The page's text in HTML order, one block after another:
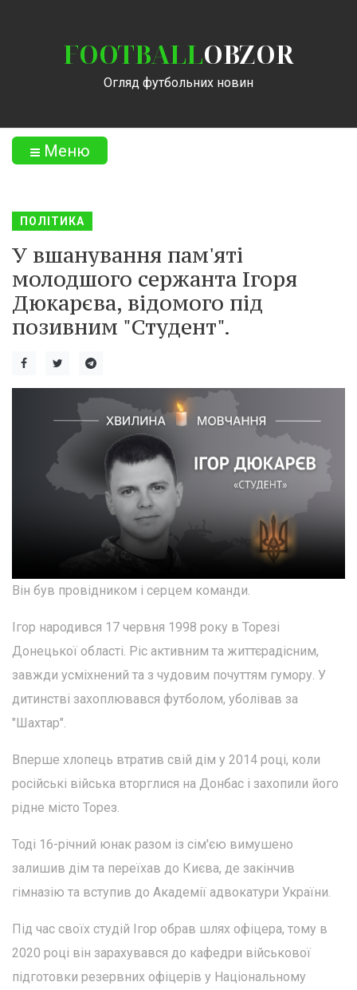
FOOTBALLOBZOR
Огляд футбольних новин
Меню
ПОЛІТИКА
У вшанування пам'яті
молодшого сержанта Ігоря
Дюкарєва, відомого під
позивним "Студент".
Він був провідником і серцем команди.
Ігор народився 17 червня 1998 року в Торезі
Донецької області. Ріс активним та життєрадісним,
завжди усміхнений та з чудовим почуттям гумору. У
дитинстві захоплювався футболом, уболівав за
"Шахтар".
Вперше хлопець втратив свій дім у 2014 році, коли
російські війська вторглися на Донбас і захопили його
рідне місто Торез.
Тоді 16-річний юнак разом із сім'єю вимушено
залишив дім та переїхав до Києва, де закінчив
гімназію та вступив до Академії адвокатури України.
Під час своїх студій Ігор обрав шлях офіцера, тому в
2020 році він зарахувався до кафедри військової
підготовки резервних офіцерів у Національному